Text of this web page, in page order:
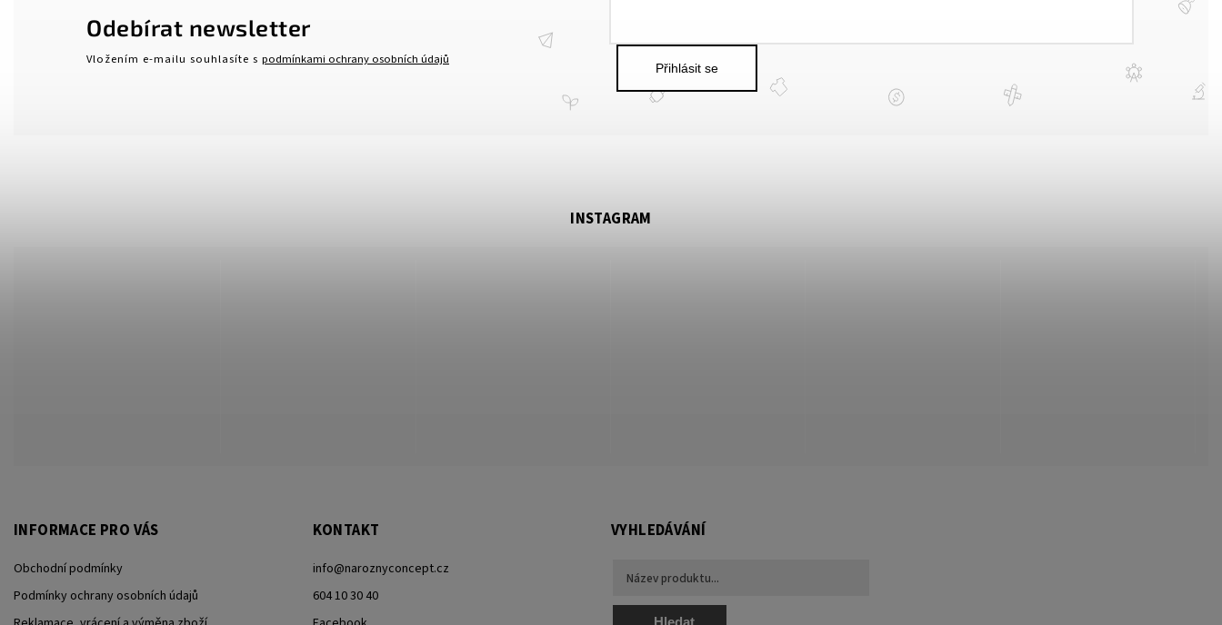
Odebírat newsletter
Vložením e-mailu souhlasíte s podmínkami ochrany osobních údajů
Přihlásit se
INFORMACE PRO VÁS
Obchodní podmínky
Podmínky ochrany osobních údajů
KONTAKT
info@naroznyconcept.cz
604 10 30 40
VYHLEDÁVÁNÍ
INSTAGRAM